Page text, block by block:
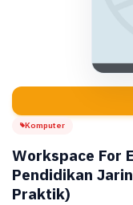
Komputer
Workspace For
Pendidikan
Praktik)